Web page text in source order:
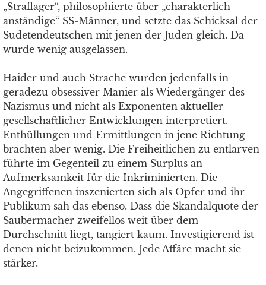
„Straflager“, philosophierte über „charakterlich
anständige“ SS-Männer, und setzte das Schicksal der
Sudetendeutschen mit jenen der Juden gleich. Da
wurde wenig ausgelassen.
Haider und auch Strache wurden jedenfalls in
geradezu obsessiver Manier als Wiedergänger des
Nazismus und nicht als Exponenten aktueller
gesellschaftlicher Entwicklungen interpretiert.
Enthüllungen und Ermittlungen in jene Richtung
brachten aber wenig. Die Freiheitlichen zu entlarven
führte im Gegenteil zu einem Surplus an
Aufmerksamkeit für die Inkriminierten. Die
Angegriffenen inszenierten sich als Opfer und ihr
Publikum sah das ebenso. Dass die Skandalquote der
Saubermacher zweifellos weit über dem
Durchschnitt liegt, tangiert kaum. Investigierend ist
denen nicht beizukommen. Jede Affäre macht sie
stärker.